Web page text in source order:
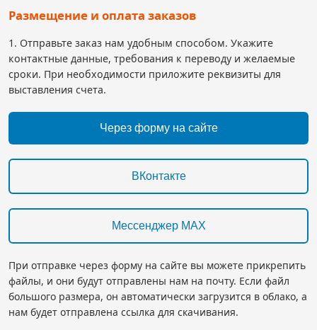
Размещение и оплата заказов
1. Отправьте заказ нам удобным способом. Укажите
контактные данные, требования к переводу и желаемые
сроки. При необходимости приложите реквизиты для
выставления счета.
Через форму на сайте
ВКонтакте
Мессенджер MAX
При отправке через форму на сайте вы можете прикрепить
файлы, и они будут отправлены нам на почту. Если файл
большого размера, он автоматически загрузится в облако, а
нам будет отправлена ссылка для скачивания.